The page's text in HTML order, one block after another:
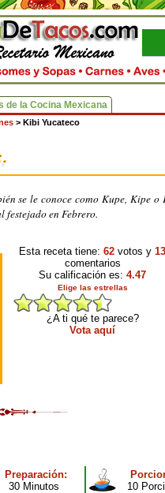
de la Cocina Mexicana
> Kibi Yucateco
se le conoce como Kupe, Kipe
festejado en Febrero.
Esta receta tiene: 62 votos y 13
comentarios
Su calificación es: 4.47
Elige las estrellas
¿A ti qué te parece?
Vota aquí
Preparación:
30 Minutos
10